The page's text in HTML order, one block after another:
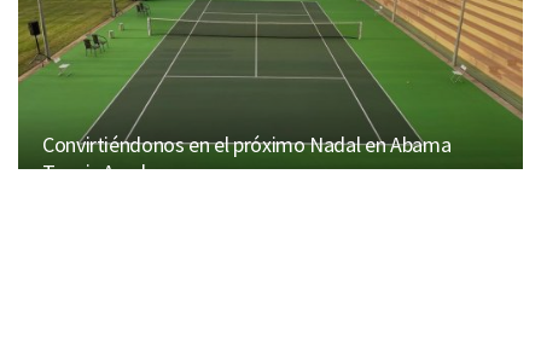
Convirtiéndonos en el próximo Nadal en Abama
Tennis Academy